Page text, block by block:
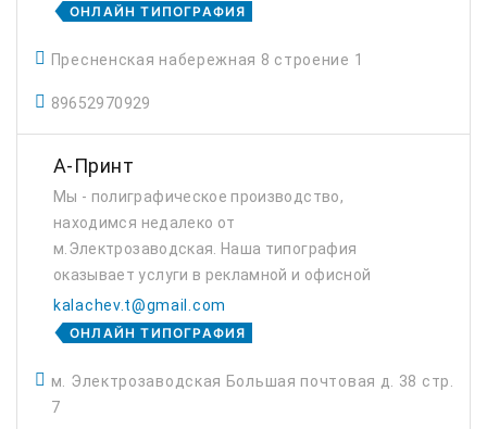
ОНЛАЙН ТИПОГРАФИЯ
Пресненская набережная 8 строение 1
89652970929
А-Принт
Мы - полиграфическое производство,
находимся недалеко от
м.Электрозаводская. Наша типография
оказывает услуги в рекламной и офисной
полиграфии, а также в изготовлении pos-
материалов. Компания работает с 2004 года.
kalachev.t@gmail.com
ОНЛАЙН ТИПОГРАФИЯ
м. Электрозаводская Большая почтовая д. 38 стр.
7